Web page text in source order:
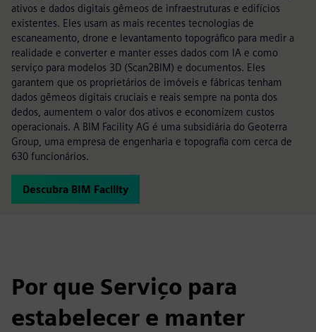
ativos e dados digitais gêmeos de infraestruturas e edifícios
existentes. Eles usam as mais recentes tecnologias de
escaneamento, drone e levantamento topográfico para medir a
realidade e converter e manter esses dados com IA e como
serviço para modelos 3D (Scan2BIM) e documentos. Eles
garantem que os proprietários de imóveis e fábricas tenham
dados gêmeos digitais cruciais e reais sempre na ponta dos
dedos, aumentem o valor dos ativos e economizem custos
operacionais. A BIM Facility AG é uma subsidiária do Geoterra
Group, uma empresa de engenharia e topografia com cerca de
630 funcionários.
Descubra BIM Facility
Por que Serviço para
estabelecer e manter